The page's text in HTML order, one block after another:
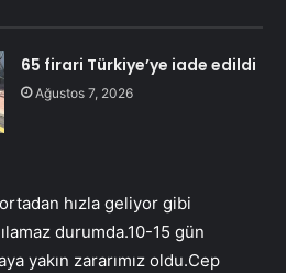
65 firari Türkiye’ye iade edildi
Ağustos 7, 2026
hızla geliyor gibi
durumda.10-15 gün
yakın zararımız oldu.Cep